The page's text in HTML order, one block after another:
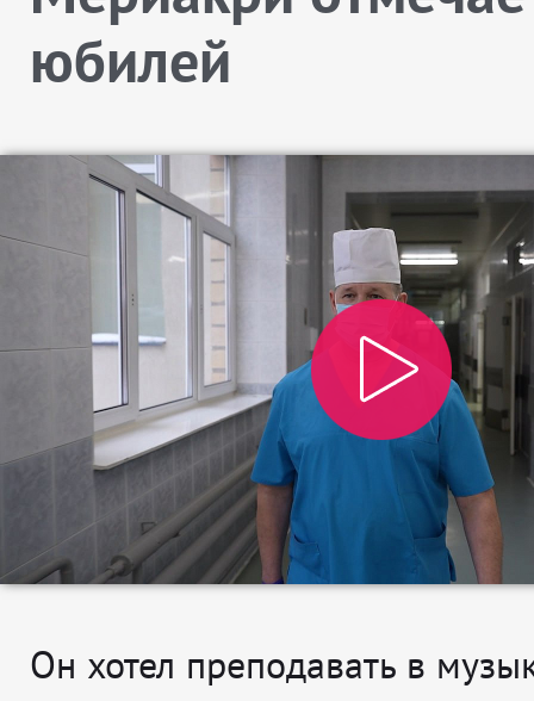
юбилей
Он хотел преподавать в